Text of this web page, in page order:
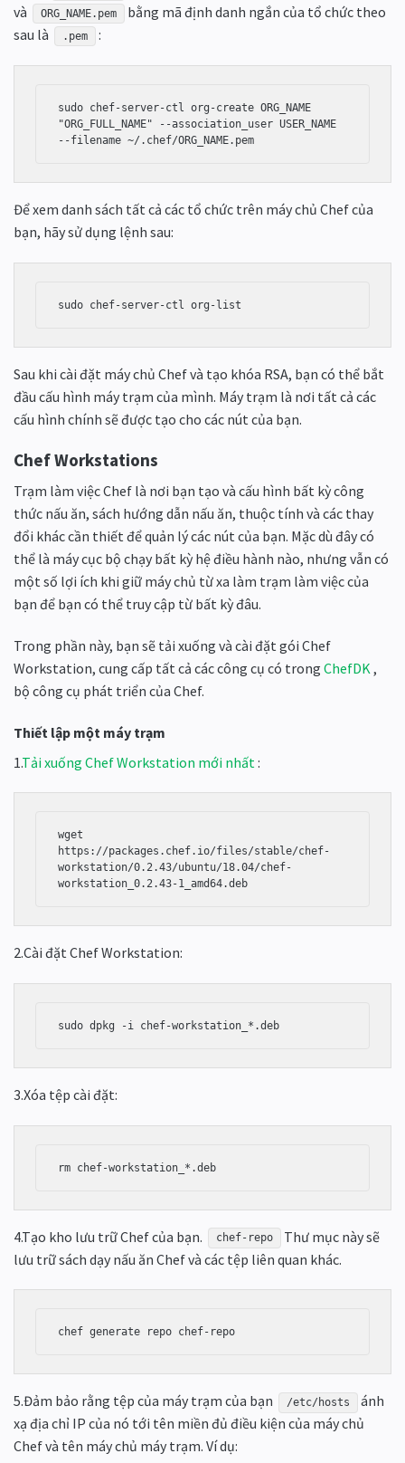
và ORG_NAME.pem
bằng mã định danh ngắn của tổ chức theo
sau là
.pem :
sudo chef-server-ctl org-create ORG_NAME
"ORG_FULL_NAME" --association_user USER_NAME
Để xem danh sách tất cả các tổ chức trên máy chủ Chef của
bạn, hãy sử dụng lệnh sau:
sudo chef-server-ctl org-list
Sau khi cài đặt máy chủ Chef và tạo khóa RSA, bạn có thể bắt
đầu cấu hình máy trạm của mình. Máy trạm là nơi tất cả các
cấu hình chính sẽ được tạo cho các nút của bạn.
Chef Workstations
Trạm làm việc Chef là nơi bạn tạo và cấu hình bất kỳ công
thức nấu ăn, sách hướng dẫn nấu ăn, thuộc tính và các thay
đổi khác cần thiết để quản lý các nút của bạn. Mặc dù đây có
thể là máy cục bộ chạy bất kỳ hệ điều hành nào, nhưng vẫn có
một số lợi ích khi giữ máy chủ từ xa làm trạm làm việc của
bạn để bạn có thể truy cập từ bất kỳ đâu.
Trong phần này, bạn sẽ tải xuống và cài đặt gói Chef
Workstation, cung cấp tất cả các công cụ có trong ChefDK ,
bộ công cụ phát triển của Chef.
Thiết lập một máy trạm
1.Tải xuống Chef Workstation mới nhất :
wget
https://packages.chef.io/files/stable/chef-
workstation/0.2.43/ubuntu/18.04/chef-
workstation_0.2.43-1_amd64.deb
2.Cài đặt Chef Workstation:
3.Xóa tệp cài đặt:
rm chef-workstation_*.deb
4.Tạo kho lưu trữ Chef của bạn. chef-repo
Thư mục này sẽ
lưu trữ sách dạy nấu ăn Chef và các tệp liên quan khác.
5.Đảm bảo rằng tệp của máy trạm của bạn /etc/hosts
ánh
xạ địa chỉ IP của nó tới tên miền đủ điều kiện của máy chủ
Chef và tên máy chủ máy trạm. Ví dụ: